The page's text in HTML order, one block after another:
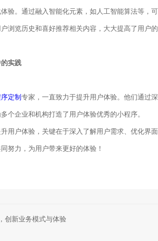
验。通过融入智能化元素，如人工智能算法等，
浏览历史和喜好推荐相关内容，大大提高了用户的
实践
定制专家，一直致力于提升用户体验。他们通过
个企业和机构打造了用户体验优秀的小程序。
用户体验，关键在于深入了解用户需求、优化界
努力，为用户带来更好的体验！
创新业务模式与体验